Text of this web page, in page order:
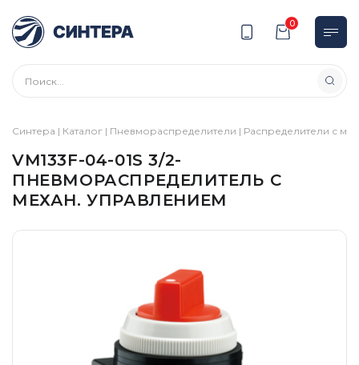
0
Синтера | Каталог | Пневмораспределители | Распределители с
VM133F-04-01S 3/2-
ПНЕВМОРАСПРЕДЕЛИТЕЛЬ С
МЕХАН. УПРАВЛЕНИЕМ